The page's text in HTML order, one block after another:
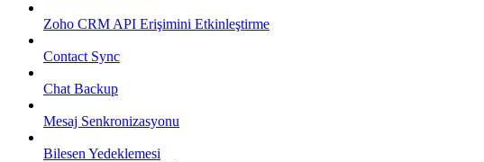
Zoho CRM API Erişimini Etkinleştirme
Contact Sync
Chat Backup
Mesaj Senkronizasyonu
Bilesen Yedeklemesi